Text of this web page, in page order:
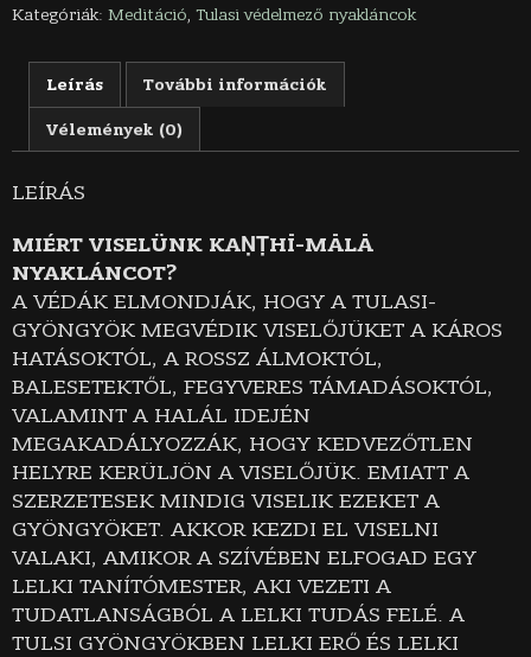
Kategóriák: Meditáció,Tulasi védelmező nyakláncok
Leírás További információk
Vélemények (0)
LEÍRÁS
MIÉRT VISELÜNK KAṆṬHĪ-MĀLĀ
NYAKLÁNCOT?
A VÉDÁK ELMONDJÁK, HOGY A TULASI-
GYÖNGYÖK MEGVÉDIK VISELŐJÜKET A KÁROS
HATÁSOKTÓL, A ROSSZ ÁLMOKTÓL,
BALESETEKTŐL, FEGYVERES TÁMADÁSOKTÓL,
VALAMINT A HALÁL IDEJÉN
MEGAKADÁLYOZZÁK, HOGY KEDVEZŐTLEN
HELYRE KERÜLJÖN A VISELŐJÜK. EMIATT A
SZERZETESEK MINDIG VISELIK EZEKET A
GYÖNGYÖKET. AKKOR KEZDI EL VISELNI
VALAKI, AMIKOR A SZÍVÉBEN ELFOGAD EGY
LELKI TANÍTÓMESTER, AKI VEZETI A
TUDATLANSÁGBÓL A LELKI TUDÁS FELÉ. A
TULSI GYÖNGYÖKBEN LELKI ERŐ ÉS LELKI